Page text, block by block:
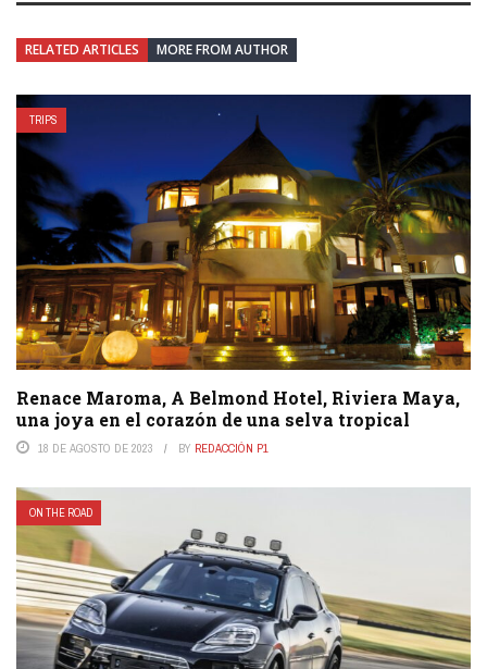
RELATED ARTICLES MORE FROM AUTHOR
TRIPS
Renace Maroma, A Belmond Hotel, Riviera Maya,
una joya en el corazón de una selva tropical
18 DE AGOSTO DE 2023 BY REDACCIÓN P1
ON THE ROAD